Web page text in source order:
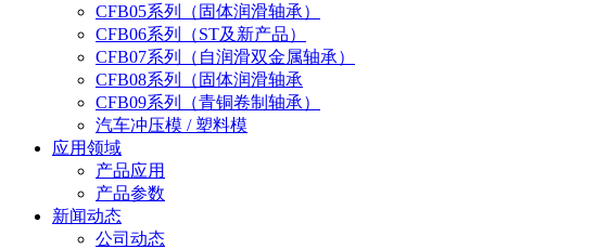
CFB05系列（固体润滑轴承）
CFB06系列（ST及新产品）
CFB07系列（自润滑双金属轴承）
CFB08系列（固体润滑轴承
CFB09系列（青铜卷制轴承）
汽车冲压模 / 塑料模
应用领域
产品应用
产品参数
新闻动态
公司动态